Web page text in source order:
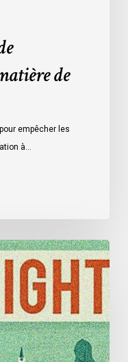
de
empêcher les
à…